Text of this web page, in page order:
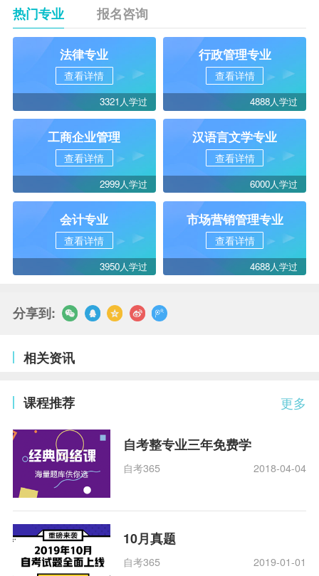
热门专业 报名咨询
法律专业
查看详情
3321人学过
行政管理专业
查看详情
4888人学过
工商企业管理
查看详情
2999人学过
汉语言文学专业
查看详情
6000人学过
会计专业
查看详情
3950人学过
市场营销管理专业
查看详情
4688人学过
分享到:
相关资讯
更多
课程推荐
自考整专业三年免费学
自考365 2018-04-04
10月真题
自考365 2019-01-01